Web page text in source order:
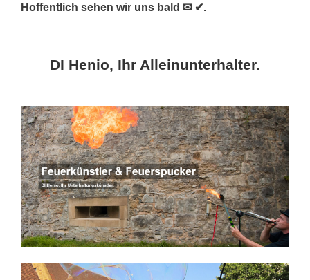
Hoffentlich sehen wir uns bald ✉ ✔.
DI Henio, Ihr Alleinunterhalter.